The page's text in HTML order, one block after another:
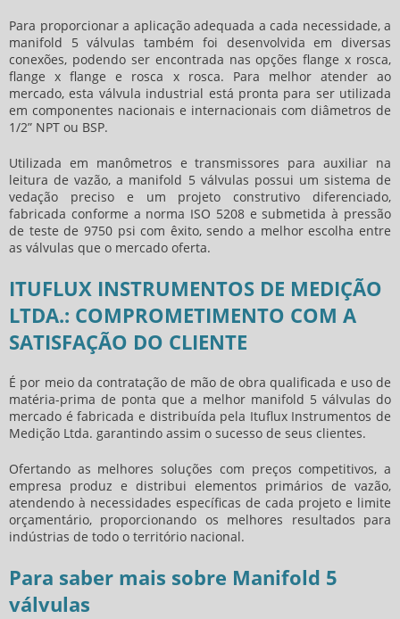
Para proporcionar a aplicação adequada a cada necessidade, a
manifold 5 válvulas também foi desenvolvida em diversas
conexões, podendo ser encontrada nas opções flange x rosca,
flange x flange e rosca x rosca. Para melhor atender ao
mercado, esta válvula industrial está pronta para ser utilizada
em componentes nacionais e internacionais com diâmetros de
1/2” NPT ou BSP.
Utilizada em manômetros e transmissores para auxiliar na
leitura de vazão, a manifold 5 válvulas possui um sistema de
vedação preciso e um projeto construtivo diferenciado,
fabricada conforme a norma ISO 5208 e submetida à pressão
de teste de 9750 psi com êxito, sendo a melhor escolha entre
as válvulas que o mercado oferta.
ITUFLUX INSTRUMENTOS DE MEDIÇÃO
LTDA.: COMPROMETIMENTO COM A
SATISFAÇÃO DO CLIENTE
É por meio da contratação de mão de obra qualificada e uso de
matéria-prima de ponta que a melhor manifold 5 válvulas do
mercado é fabricada e distribuída pela Ituflux Instrumentos de
Medição Ltda. garantindo assim o sucesso de seus clientes.
Ofertando as melhores soluções com preços competitivos, a
empresa produz e distribui elementos primários de vazão,
atendendo à necessidades específicas de cada projeto e limite
orçamentário, proporcionando os melhores resultados para
indústrias de todo o território nacional.
Para saber mais sobre Manifold 5
válvulas